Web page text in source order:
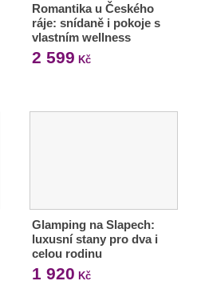
Romantika u Českého
ráje: snídaně i pokoje s
vlastním wellness
2 599 Kč
Glamping na Slapech:
luxusní stany pro dva i
celou rodinu
1 920 Kč